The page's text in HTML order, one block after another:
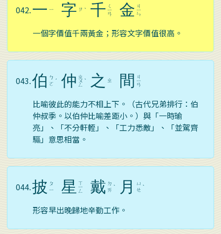
042.一 ㄧ 字 ㄗ ˋ 千 ㄑ
ㄧ
ㄢ 金 ㄐ
ㄧ
ㄣ
一個字價值千兩黃金；形容文字價值很高。
043.伯 ㄅ
ㄛ ˊ 仲 ㄓ
ㄨ
ㄥ
ˋ 之 ㄓ 間 ㄐ
ㄧ
ㄢ
比喻彼此的能力不相上下。（古代兄弟排行：伯
仲叔季。以伯仲比喻差距小。）與「一時瑜
亮」、「不分軒輊」、「工力悉敵」、「並駕齊
驅」意思相當。
044.披 ㄆ
ㄧ
星 ㄒ
ㄧ
ㄥ 戴 ㄉ
ㄞ ˋ 月
ㄩ
ㄝ ˋ
形容早出晚歸地辛勤工作。